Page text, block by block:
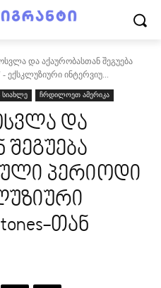
და აქაურობასთან შეგუება
ინტერვიუ...
სიახლე ჩრდილოეთ ამერიკა
და
პერიოდი
თან